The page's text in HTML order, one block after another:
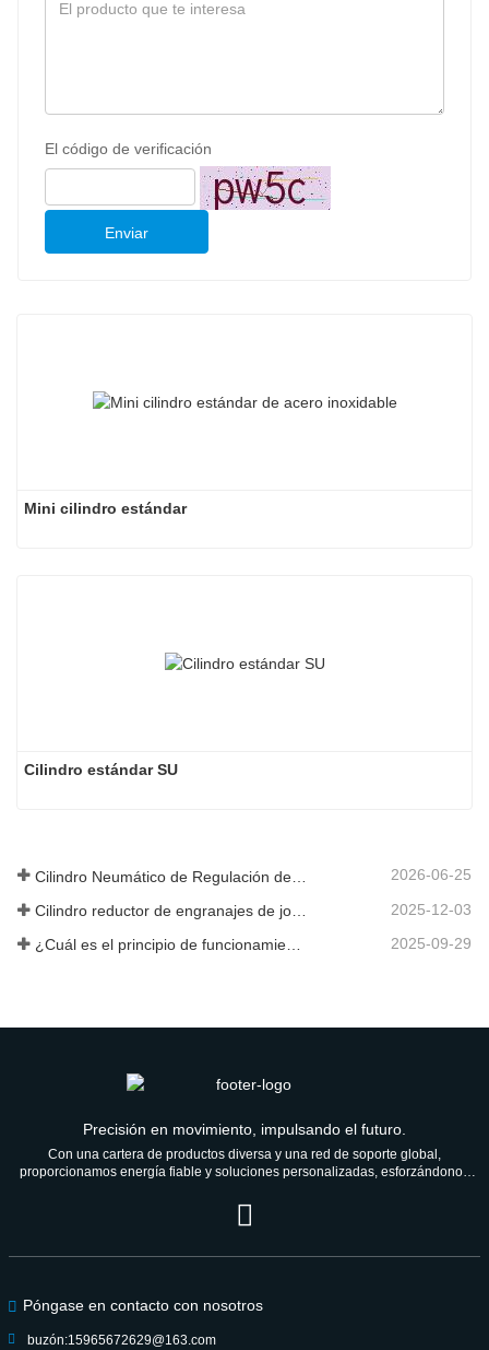
El código de verificación
Enviar
Mini cilindro estándar
Cilindro estándar SU
2026-06-25
2025-12-03
2025-09-29
Precisión en movimiento, impulsando el futuro.
Con una cartera de productos diversa y una red de soporte global,
proporcionamos energía fiable y soluciones personalizadas, esforzándonos
Póngase en contacto con nosotros
buzón:15965672629@163.com